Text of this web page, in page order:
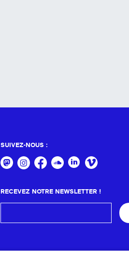
SUIVEZ-NOUS :
RECEVEZ NOTRE NEWSLETTER !